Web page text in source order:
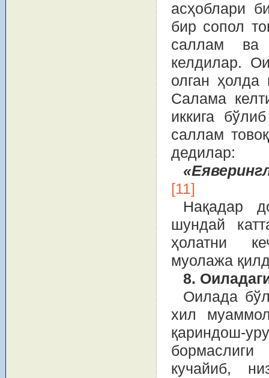
асҳоблари
бир сопол
саллам ва
келдилар.
олган
Салама
иккига
саллам
дедилар:
[11]
Нақадар
шундай
ҳолатни
муолажа
8.
Оилада
хил
қариндош-
кучайиб,